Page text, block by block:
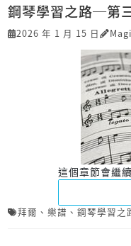
鋼琴學習之路─第
2026 年 1 月 15 日
這個章節會繼
拜爾 、 樂譜 、 鋼琴學習之